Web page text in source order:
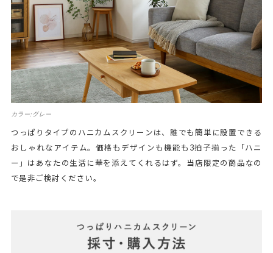
カラー:グレー
つっぱりタイプのハニカムスクリーンは、誰でも簡単に設置できる
おしゃれなアイテム。価格もデザインも機能も3拍子揃った「ハニ
ー」はあなたの生活に華を添えてくれるはず。当店限定の商品なの
で是非ご検討ください。